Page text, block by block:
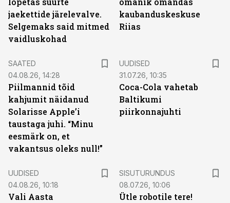
jaekettide järelevalve.
Selgemaks said mitmed
vaidluskohad
kaubanduskeskuse
Riias
SAATED
04.08.26, 14:28
Piilmannid tõid
kahjumit näidanud
Solarisse Apple’i
taustaga juhi. “Minu
eesmärk on, et
vakantsus oleks null!”
UUDISED
31.07.26, 10:35
Coca-Cola vahetab
Baltikumi
piirkonnajuhti
UUDISED
04.08.26, 10:18
Vali Aasta
SISUTURUNDUS
08.07.26, 10:06
Ütle robotile tere!